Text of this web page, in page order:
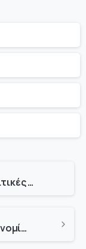
Γεωθερμική ενέργεια: Πολιτικές Ε.Ε
Περιβάλλον και κυκλική οικονομία: Θεσμικό, Κανονιστικό και Νομικό Πλαίσιο στην Ευρώπη